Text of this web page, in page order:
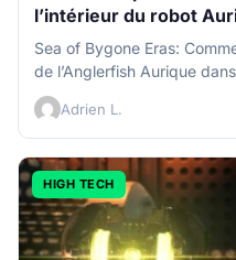
l’intérieur du robot
Sea of Bygone Eras:
de l’Anglerfish Aurique
Bygone Eras:…
Adrien L.
HIGH TECH